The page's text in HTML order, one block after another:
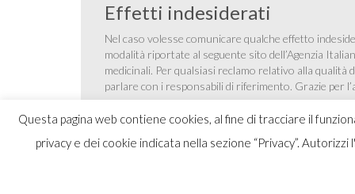
Questa pagina web contiene cookies, al fine di tracciare il
privacy e dei cookie indicata nella sezione “Privacy”.
Effetti indesiderati
Nel caso volesse comunicare qualche effetto
modalità riportate al seguente sito dell’Agenzia
medicinali. Per qualsiasi reclamo relativo alla
parlare con i responsabili di riferimento. Grazie per